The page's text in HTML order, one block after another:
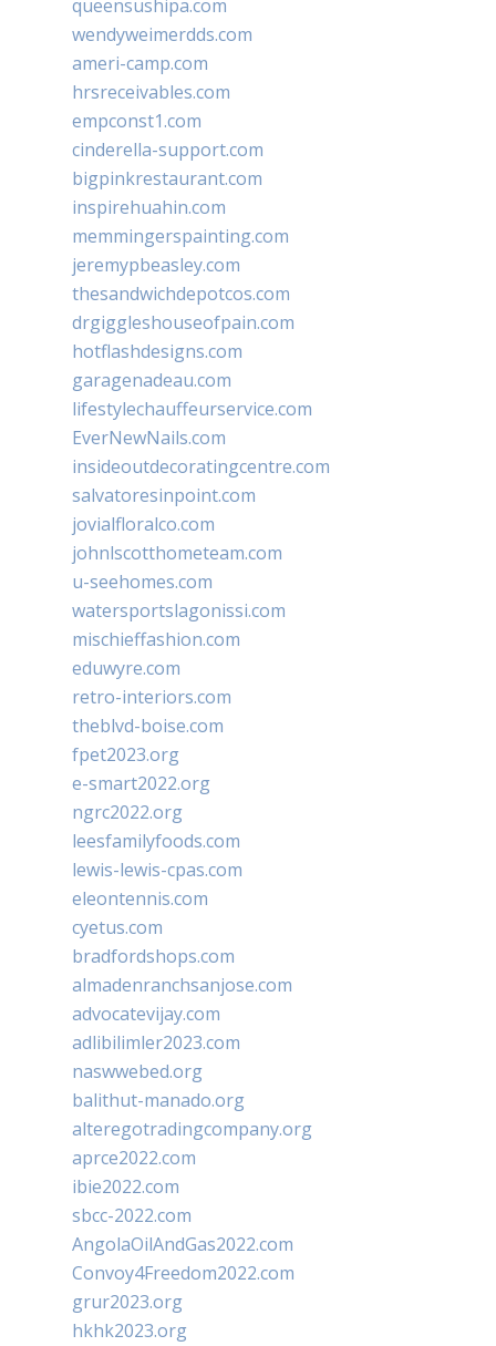
queensushipa.com
wendyweimerdds.com
ameri-camp.com
hrsreceivables.com
empconst1.com
cinderella-support.com
bigpinkrestaurant.com
inspirehuahin.com
memmingerspainting.com
jeremypbeasley.com
thesandwichdepotcos.com
drgiggleshouseofpain.com
hotflashdesigns.com
garagenadeau.com
lifestylechauffeurservice.com
EverNewNails.com
insideoutdecoratingcentre.com
salvatoresinpoint.com
jovialfloralco.com
johnlscotthometeam.com
u-seehomes.com
watersportslagonissi.com
mischieffashion.com
eduwyre.com
retro-interiors.com
theblvd-boise.com
fpet2023.org
e-smart2022.org
ngrc2022.org
leesfamilyfoods.com
lewis-lewis-cpas.com
eleontennis.com
cyetus.com
bradfordshops.com
almadenranchsanjose.com
advocatevijay.com
adlibilimler2023.com
naswwebed.org
balithut-manado.org
alteregotradingcompany.org
aprce2022.com
ibie2022.com
sbcc-2022.com
AngolaOilAndGas2022.com
Convoy4Freedom2022.com
grur2023.org
hkhk2023.org